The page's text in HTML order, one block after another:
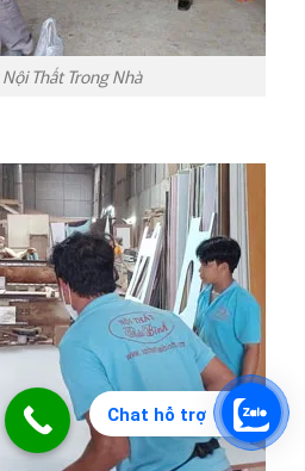
Chat hỗ trợ
Thất Trong Nhà